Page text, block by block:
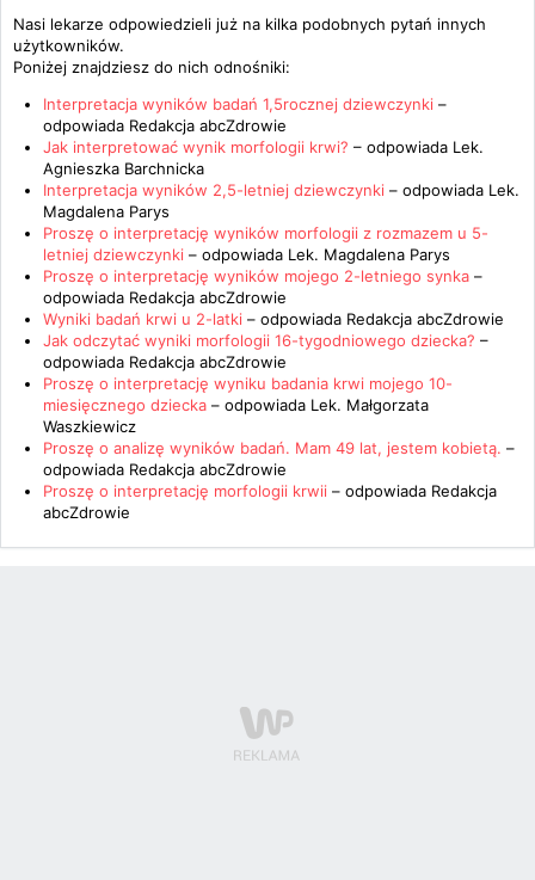
Nasi lekarze odpowiedzieli już na kilka podobnych pytań innych
użytkowników.
Poniżej znajdziesz do nich odnośniki:
Interpretacja wyników badań 1,5rocznej dziewczynki –
odpowiada Redakcja abcZdrowie
Jak interpretować wynik morfologii krwi? – odpowiada Lek.
Agnieszka Barchnicka
Interpretacja wyników 2,5-letniej dziewczynki – odpowiada Lek.
Magdalena Parys
Proszę o interpretację wyników morfologii z rozmazem u 5-
letniej dziewczynki – odpowiada Lek. Magdalena Parys
Proszę o interpretację wyników mojego 2-letniego synka –
odpowiada Redakcja abcZdrowie
Wyniki badań krwi u 2-latki – odpowiada Redakcja abcZdrowie
Jak odczytać wyniki morfologii 16-tygodniowego dziecka? –
odpowiada Redakcja abcZdrowie
Proszę o interpretację wyniku badania krwi mojego 10-
miesięcznego dziecka – odpowiada Lek. Małgorzata
Waszkiewicz
Proszę o analizę wyników badań. Mam 49 lat, jestem kobietą. –
odpowiada Redakcja abcZdrowie
Proszę o interpretację morfologii krwii – odpowiada Redakcja
abcZdrowie